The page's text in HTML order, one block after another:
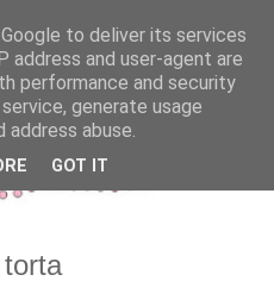
to deliver its services
address and user-agent are
performance and security
generate usage
abuse.
GOT IT